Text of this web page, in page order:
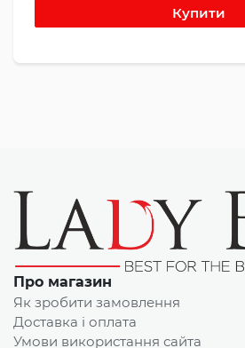
Про магазин
Як зробити замовлення
Доставка і оплата
Умови використання сайта